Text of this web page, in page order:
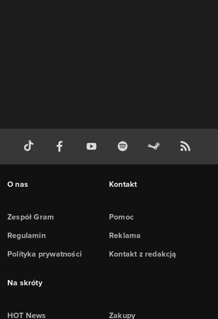
O nas
Zespół Gram
Regulamin
Polityka prywatności
Kontakt
Pomoc
Reklama
Kontakt z redakcją
Na skróty
HOT News Zakupy